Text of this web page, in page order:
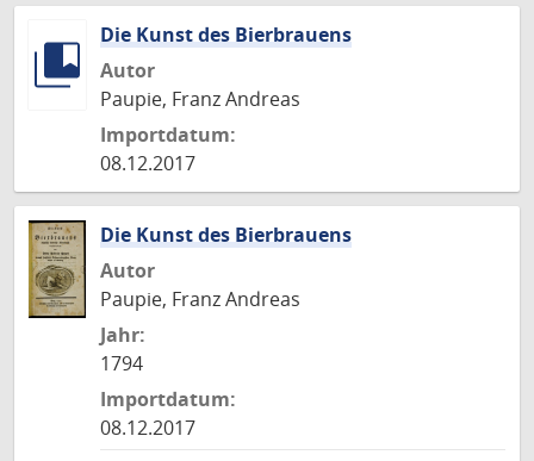
Die Kunst des Bierbrauens
Autor
Paupie, Franz Andreas
Importdatum:
08.12.2017
Die Kunst des Bierbrauens
Autor
Paupie, Franz Andreas
Jahr:
1794
Importdatum:
08.12.2017